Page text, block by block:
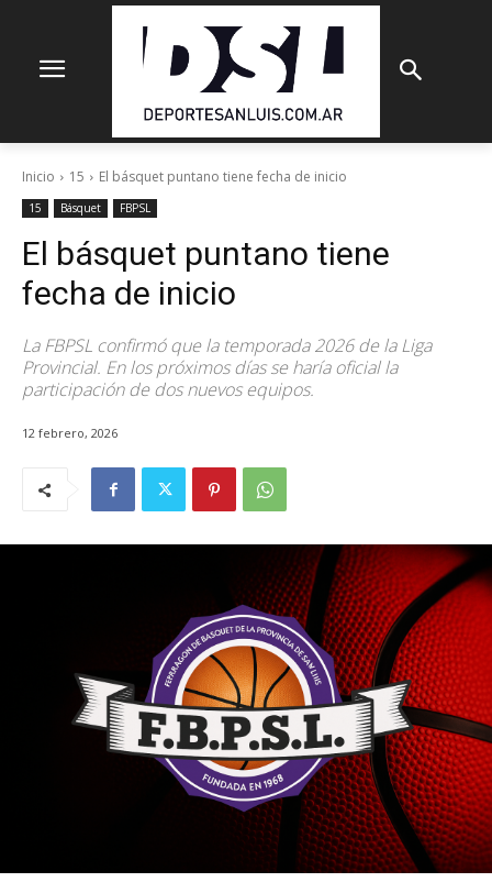
Inicio 15 El básquet puntano tiene fecha de inicio
15 Básquet FBPSL
El básquet puntano tiene
fecha de inicio
La FBPSL confirmó que la temporada 2026 de la Liga
Provincial. En los próximos días se haría oficial la
participación de dos nuevos equipos.
12 febrero, 2026